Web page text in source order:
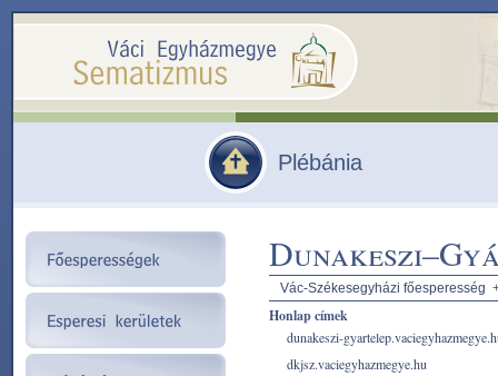
Plébánia
Vác-Székesegyházi főesperesség
Honlap címek
dunakeszi-
dkjsz.vaciegyhazmegye.hu